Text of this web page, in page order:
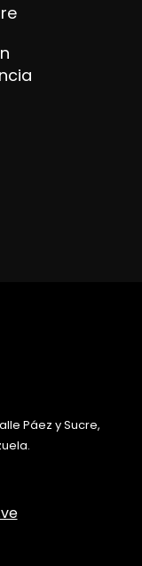
Páez y Sucre,